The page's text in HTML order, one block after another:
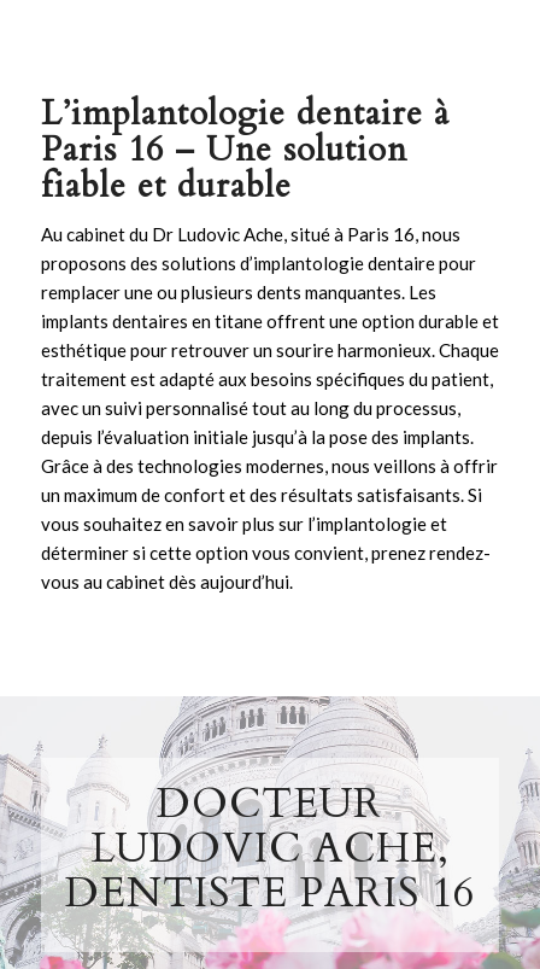
L’implantologie dentaire à
Paris 16 – Une solution
fiable et durable
Au cabinet du Dr Ludovic Ache, situé à Paris 16, nous
proposons des solutions d’implantologiedentaire pour
remplacer une ou plusieurs dents manquantes. Les
implants dentaires en titane offrent une option durable et
esthétique pour retrouver un sourire harmonieux. Chaque
traitement est adapté aux besoins spécifiques du patient,
avec un suivi personnalisé tout au long du processus,
depuis l’évaluation initiale jusqu’à la pose des implants.
Grâce à des technologies modernes, nous veillons à offrir
un maximum de confort et des résultats satisfaisants. Si
vous souhaitez en savoir plus sur l’implantologieet
déterminer si cette option vous convient,prenez rendez-
vous au cabinetdès aujourd’hui.
DOCTEUR
LUDOVIC ACHE,
DENTISTE PARIS 16